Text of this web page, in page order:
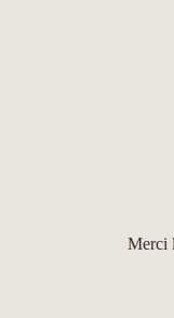
Merci